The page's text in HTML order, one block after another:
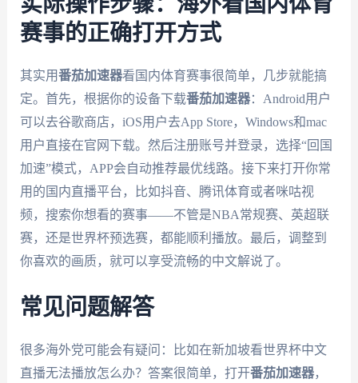
实际操作步骤：海外看国内体育
赛事的正确打开方式
其实用番茄加速器看国内体育赛事很简单，几步就能搞
定。首先，根据你的设备下载番茄加速器：Android用户
可以去谷歌商店，iOS用户去App Store，Windows和mac
用户直接在官网下载。然后注册账号并登录，选择“回国
加速”模式，APP会自动推荐最优线路。接下来打开你常
用的国内直播平台，比如抖音、腾讯体育或者咪咕视
频，搜索你想看的赛事——不管是NBA常规赛、英超联
赛，还是世界杯预选赛，都能顺利播放。最后，调整到
你喜欢的画质，就可以享受流畅的中文解说了。
常见问题解答
很多海外党可能会有疑问：比如在新加坡看世界杯中文
直播无法播放怎么办？答案很简单，打开番茄加速器，